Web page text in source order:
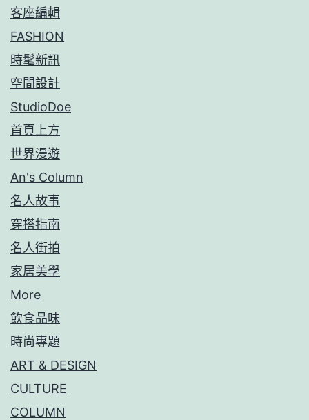
客座編輯
FASHION
時髦新訊
空間設計
StudioDoe
首頁上方
世界漫遊
An's Column
名人故事
穿搭指南
名人街拍
家居美學
More
飲食品味
時尚專題
ART & DESIGN
CULTURE
COLUMN